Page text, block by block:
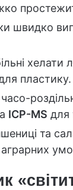
швидко
хелати
пластику.
ICP-MS для
та